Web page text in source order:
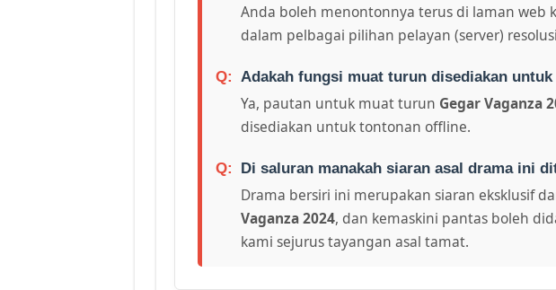
Anda boleh menontonnya terus di laman web
dalam pelbagai pilihan pelayan (server)
Adakah fungsi muat turun disediakan
Ya, pautan untuk muat turun Gegar Vaganza
disediakan untuk tontonan offline.
Di saluran manakah siaran asal drama ini
Drama bersiri ini merupakan siaran eksklusif
Vaganza 2024, dan kemaskini pantas boleh
kami sejurus tayangan asal tamat.